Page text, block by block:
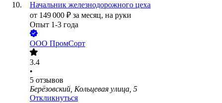
Начальник железнодорожного цеха
от 149 000 ₽ за месяц, на руки
Опыт 1-3 года
ООО ПромCорт
3.4
•
5 отзывов
Берёзовский, Кольцевая улица, 5
Откликнуться